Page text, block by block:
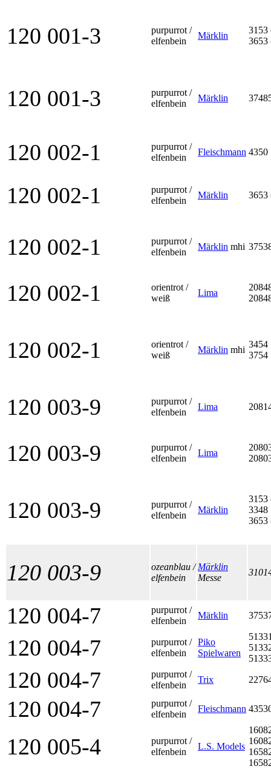
120 001-3
purpurrot /
elfenbein
Märklin
3153
3653
120 001-3
purpurrot /
elfenbein
Märklin
120 002-1
purpurrot /
elfenbein
Fleischmann 4350
120 002-1
purpurrot /
elfenbein
Märklin 3653
120 002-1
purpurrot /
elfenbein
Märklin mhi
120 002-1
orientrot /
weiß
Lima
120 002-1
orientrot /
weiß
Märklin mhi
3454
3754
120 003-9
purpurrot /
elfenbein
Lima
120 003-9
purpurrot /
elfenbein
Lima
120 003-9
purpurrot /
elfenbein
Märklin
3153
3348
3653
120 003-9
ozeanblau /
elfenbein
Märklin
Messe
120 004-7
purpurrot /
elfenbein
Märklin
120 004-7
purpurrot /
elfenbein
Piko
Spielwaren
120 004-7
purpurrot /
elfenbein
Trix
120 004-7
purpurrot /
elfenbein
Fleischmann
120 005-4
purpurrot /
elfenbein
L.S. Models